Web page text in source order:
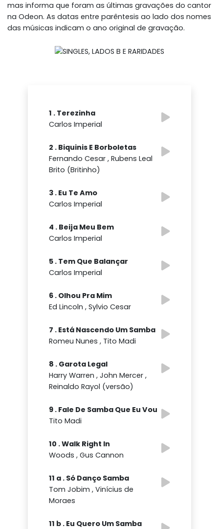
mas informa que foram as últimas gravações do cantor
na Odeon. As datas entre parêntesis ao lado dos nomes
das músicas indicam o ano original de gravação.
1 . Terezinha
Carlos Imperial
2 . Biquinis E Borboletas
Fernando Cesar , Rubens Leal
Brito (Britinho)
3 . Eu Te Amo
Carlos Imperial
4 . Beija Meu Bem
Carlos Imperial
5 . Tem Que Balançar
Carlos Imperial
6 . Olhou Pra Mim
Ed Lincoln , Sylvio Cesar
7 . Está Nascendo Um Samba
Romeu Nunes , Tito Madi
8 . Garota Legal
Harry Warren , John Mercer ,
Reinaldo Rayol (versão)
9 . Fale De Samba Que Eu Vou
Tito Madi
10 . Walk Right In
Woods , Gus Cannon
11 a . Só Danço Samba
Tom Jobim , Vinícius de
Moraes
11 b . Eu Quero Um Samba